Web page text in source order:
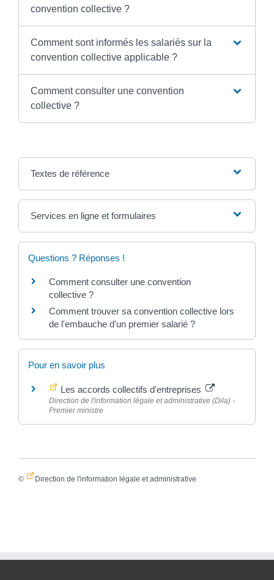
convention collective ?
Comment sont informés les salariés sur la
convention collective applicable ?
Comment consulter une convention
collective ?
Textes de référence
Services en ligne et formulaires
Questions ? Réponses !
Comment consulter une convention
collective ?
Comment trouver sa convention collective lors
de l'embauche d'un premier salarié ?
Pour en savoir plus
Les accords collectifs d'entreprises
Direction de l'information légale et administrative (Dila) -
Premier ministre
© Direction de l'information légale et administrative